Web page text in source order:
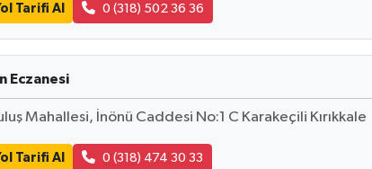
Tarifi Al 0 (318) 502 36 36
Eczanesi
Mahallesi, İnönü Caddesi No:1 C Karakeçili Kırıkkale
Tarifi Al 0 (318) 474 30 33